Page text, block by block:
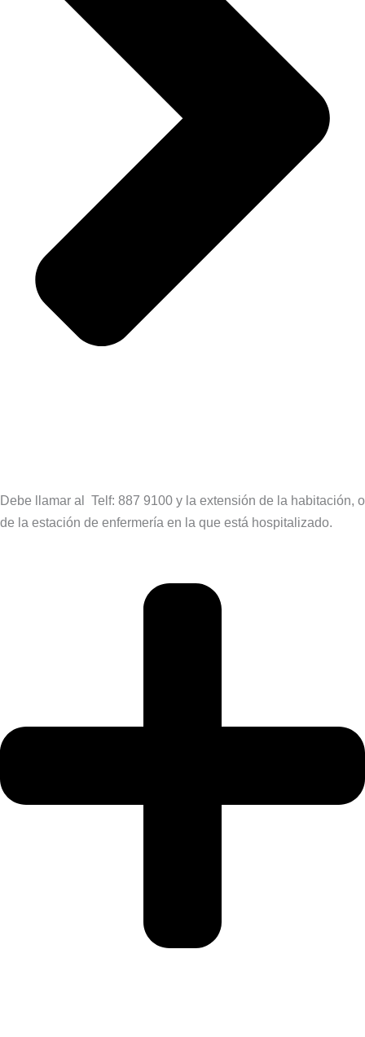
Debe llamar al Telf: 887 9100 y la extensión de la habitación, o
de la estación de enfermería en la que está hospitalizado.